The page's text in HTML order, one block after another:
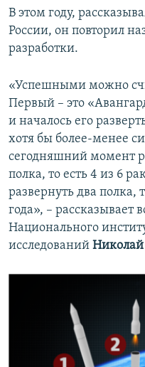
В этом году,
России, он повторил
разработки.
«Успешными можно
Первый – это
и началось его
хотя бы более-менее
сегодняшний момент
полка, то есть 4 из 6
развернуть два полка,
года», – рассказывает
Национального
исследований Николай